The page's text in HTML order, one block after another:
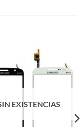
EXISTENCIAS